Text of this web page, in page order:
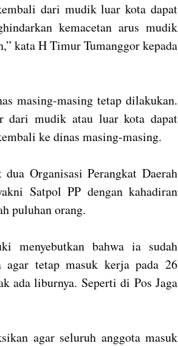
dari mudik luar kota dapat
kemacetan arus mudik
kata H Timur Tumanggor kepada
masing-masing tetap dilakukan.
dari mudik atau luar kota dapat
ke dinas masing-masing.
Organisasi Perangkat Daerah
Satpol PP dengan kahadiran
puluhan orang.
menyebutkan bahwa ia sudah
agar tetap masuk kerja pada 26
ada liburnya. Seperti di Pos Jaga
agar seluruh anggota masuk